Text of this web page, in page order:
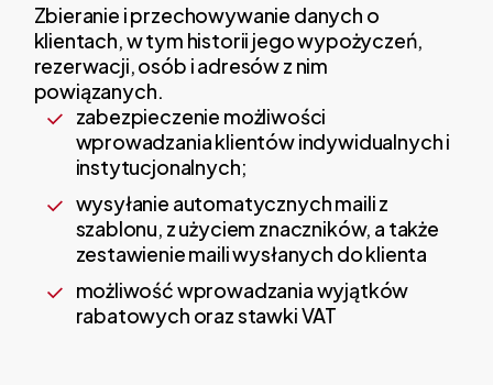
Zbieranie i przechowywanie danych o
klientach, w tym historii jego wypożyczeń,
rezerwacji, osób i adresów z nim
powiązanych.
zabezpieczenie możliwości
wprowadzania klientów indywidualnych i
instytucjonalnych;
wysyłanie automatycznych maili z
szablonu, z użyciem znaczników, a także
zestawienie maili wysłanych do klienta
możliwość wprowadzania wyjątków
rabatowych oraz stawki VAT